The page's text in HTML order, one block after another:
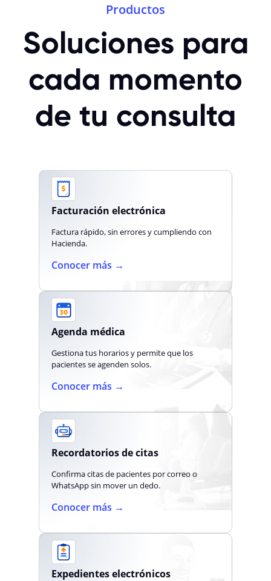
Productos
Soluciones para
cada momento
de tu consulta
Facturación electrónica
Factura rápido, sin errores y cumpliendo con
Hacienda.
Conocer más →
Agenda médica
Gestiona tus horarios y permite que los
pacientes se agenden solos.
Conocer más →
Recordatorios de citas
Confirma citas de pacientes por correo o
WhatsApp sin mover un dedo.
Conocer más →
Expedientes electrónicos